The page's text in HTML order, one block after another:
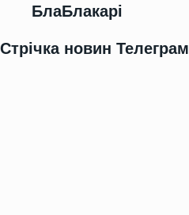
БлаБлакарі
Стрічка новин Телеграм